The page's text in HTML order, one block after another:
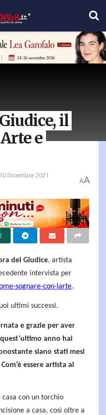
il
e
10 Dicembre 2021
AA
del Giudice, artista
intervista per
sognare-con-larte.
ultimi successi.
e grazie per aver
anno hai
siano stati mesi
essere artista al
con un torchio
a casa, così oltre a